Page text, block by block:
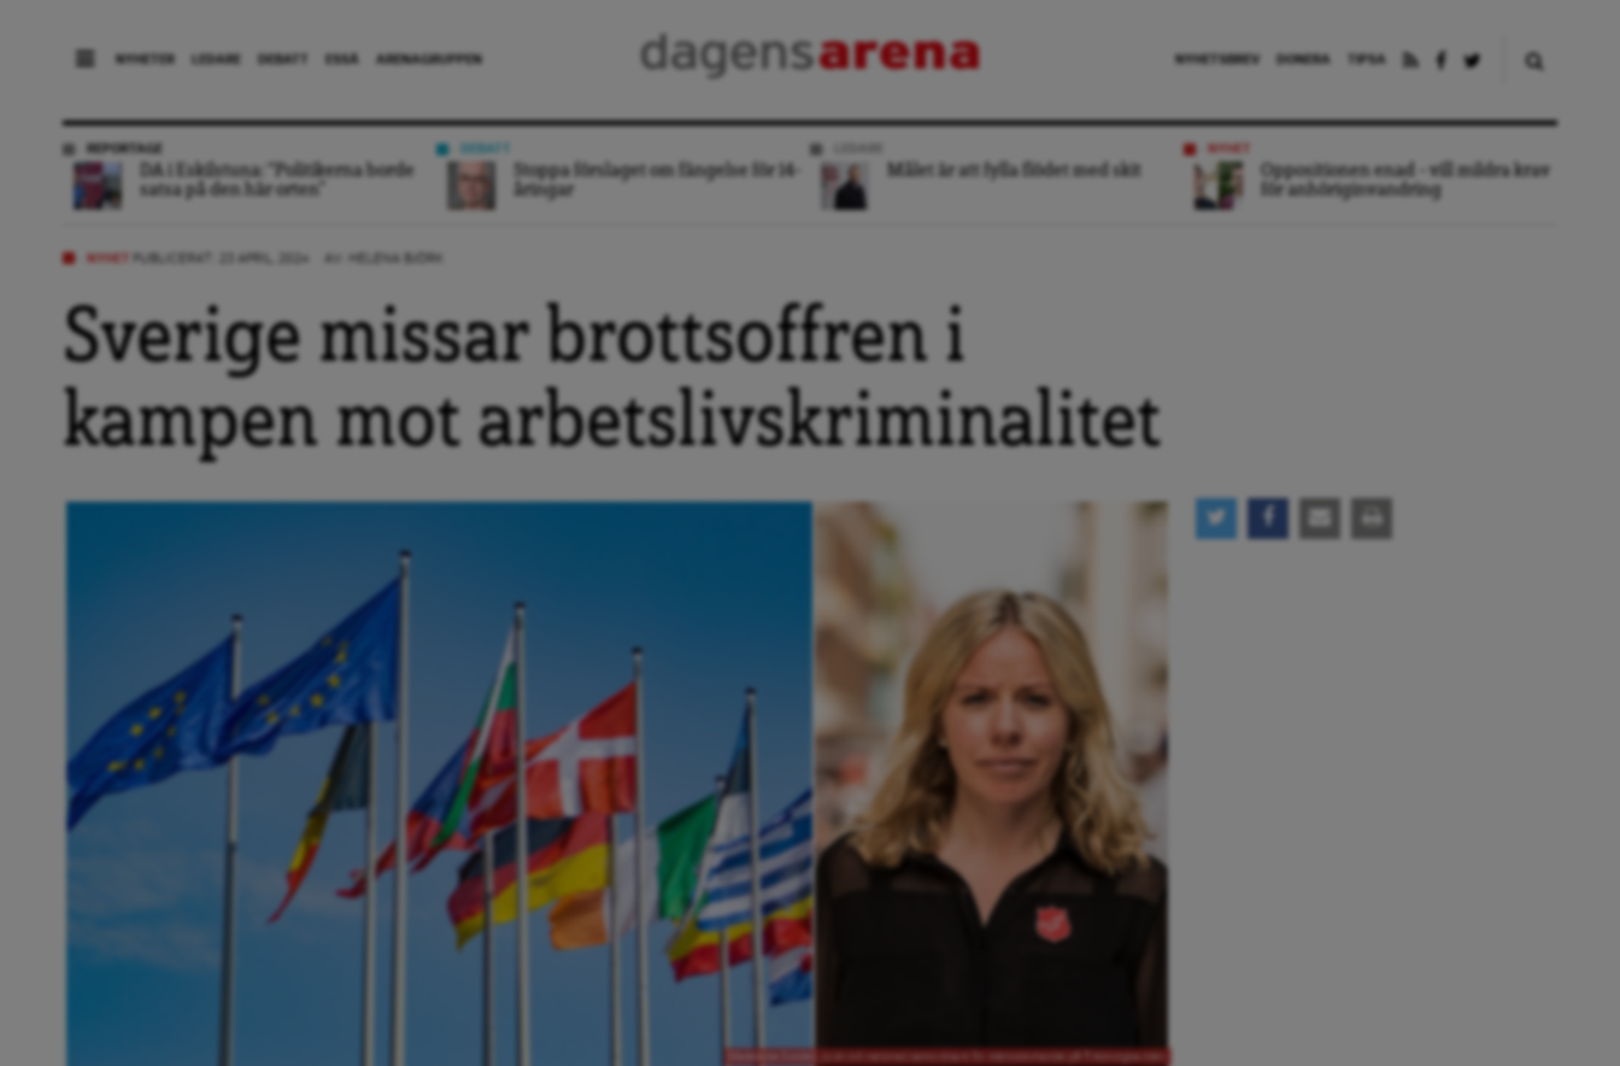
NYHETER LEDARE DEBATT ESSÄ ARENAGRUPPEN NYHETSBREV DONERA TIPSA
REPORTAGE
DA i Eskilstuna: “Politikerna borde
satsa på den här orten”
Stoppa förslaget om fängelse för 14-
åringar
Målet är att fylla flödet med skit
NYHET
Oppositionen enad – vill mildra krav
för anhöriginvandring
NYHET PUBLICERAT: 23 APRIL, 2024
Sverige missar brottsoffren i
kampen mot arbetslivskriminalitet